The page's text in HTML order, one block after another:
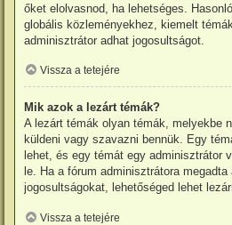
őket elolvasnod, ha lehetséges.
globális közleményekhez, kiemelt
adminisztrátor adhat jogosultságot.
Vissza a tetejére
Mik azok a lezárt témák?
A lezárt témák olyan témák, melyekbe
küldeni vagy szavazni bennük. Egy
lehet, és egy témát egy adminisztrátor
le. Ha a fórum adminisztrátora
jogosultságokat, lehetőséged lehet
Vissza a tetejére